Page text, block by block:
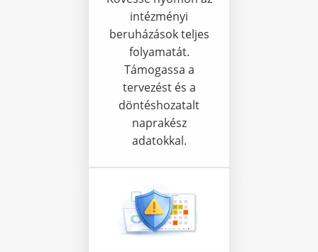
intézményi
beruházások teljes
folyamatát.
Támogassa a
tervezést és a
döntéshozatalt
naprakész
adatokkal.